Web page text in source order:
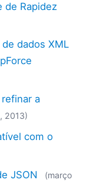
de Rapidez
dados XML
a
2013)
com o
JSON (março